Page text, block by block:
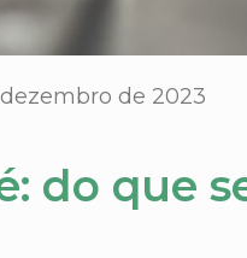
de 2023
do que